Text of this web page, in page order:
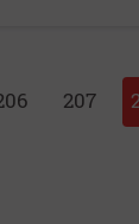
207